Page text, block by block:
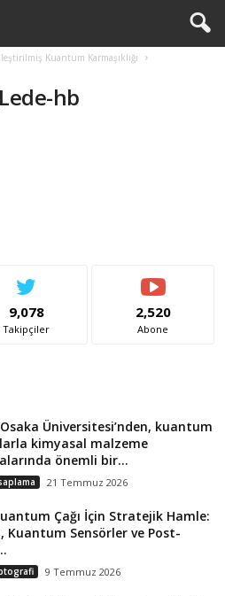
Kuantum Karmaşıklığı
hb
9,078
Takipçiler
2,520
Abone
Üniversitesi’nden, kuantum
kimyasal malzeme
önemli bir...
21 Temmuz 2026
Çağı İçin Stratejik Hamle:
Kuantum Sensörler ve Post-
9 Temmuz 2026